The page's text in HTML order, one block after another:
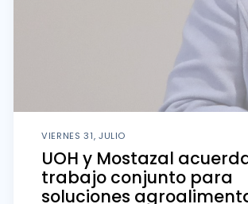
VIERNES 31, JULIO
UOH y Mostazal
trabajo conjunto para
soluciones